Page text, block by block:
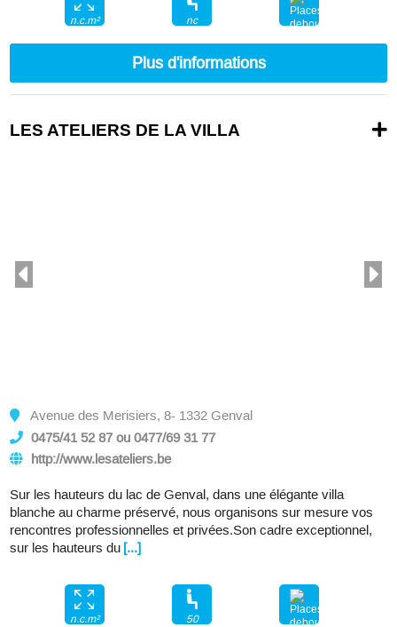
n.c.m²
nc
Plus d'informations
LES ATELIERS DE LA VILLA
Avenue des Merisiers, 8- 1332 Genval
0475/41 52 87 ou 0477/69 31 77
http://www.lesateliers.be
Sur les hauteurs du lac de Genval, dans une élégante villa
blanche au charme préservé, nous organisons sur mesure vos
rencontres professionnelles et privées.Son cadre exceptionnel,
sur les hauteurs du [...]
n.c.m²
50